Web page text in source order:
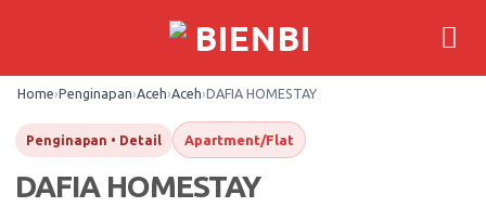
Home›Penginapan›Aceh›Aceh›DAFIA HOMESTAY
Penginapan • Detail Apartment/Flat
DAFIA HOMESTAY